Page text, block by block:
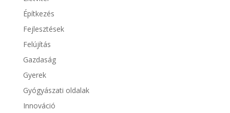
Építkezés
Fejlesztések
Felújítás
Gazdaság
Gyerek
Gyógyászati oldalak
Innováció